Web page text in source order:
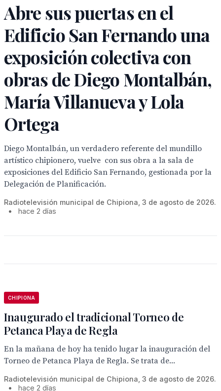
Abre sus puertas en el
Edificio San Fernando una
exposición colectiva con
obras de Diego Montalbán,
María Villanueva y Lola
Ortega
Diego Montalbán, un verdadero referente del mundillo
artístico chipionero, vuelve con sus obra a la sala de
exposiciones del Edificio San Fernando, gestionada por la
Delegación de Planificación.
Radiotelevisión municipal de Chipiona, 3 de agosto de 2026.
•
hace 2 días
CHIPIONA
Inaugurado el tradicional Torneo de
Petanca Playa de Regla
En la mañana de hoy ha tenido lugar la inauguración del
Torneo de Petanca Playa de Regla. Se trata de...
Radiotelevisión municipal de Chipiona, 3 de agosto de 2026.
•
hace 2 días